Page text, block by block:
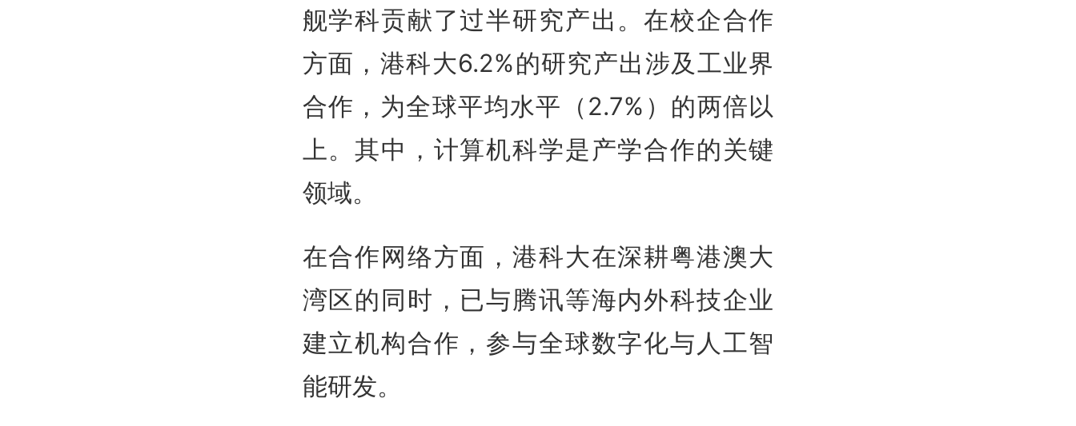
舰学科贡献了过半研究产出。在校企合作
方面，港科大6.2%的研究产出涉及工业界
合作，为全球平均水平（2.7%）的两倍以
上。其中，计算机科学是产学合作的关键
领域。
在合作网络方面，港科大在深耕粤港澳大
湾区的同时，已与腾讯等海内外科技企业
建立机构合作，参与全球数字化与人工智
能研发。